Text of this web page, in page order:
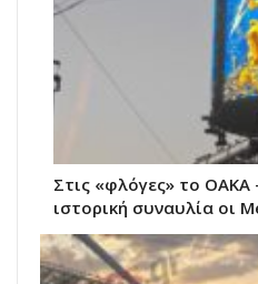
Στις «φλόγες» το ΟΑΚΑ
ιστορική συναυλία οι